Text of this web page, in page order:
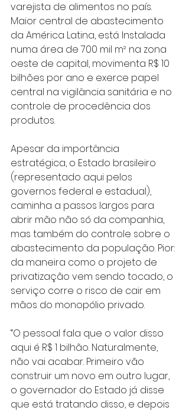
varejista de alimentos no país.
Maior central de abastecimento
da América Latina, está Instalada
numa área de 700 mil m² na zona
oeste de capital, movimenta R$ 10
bilhões por ano e exerce papel
central na vigilância sanitária e no
controle de procedência dos
produtos.
Apesar da importância
estratégica, o Estado brasileiro
(representado aqui pelos
governos federal e estadual),
caminha a passos largos para
abrir mão não só da companhia,
mas também do controle sobre o
abastecimento da população. Pior:
da maneira como o projeto de
privatização vem sendo tocado, o
serviço corre o risco de cair em
mãos do monopólio privado.
“O pessoal fala que o valor disso
aqui é R$ 1 bilhão. Naturalmente,
não vai acabar. Primeiro vão
construir um novo em outro lugar,
o governador do Estado já disse
que está tratando disso, e depois